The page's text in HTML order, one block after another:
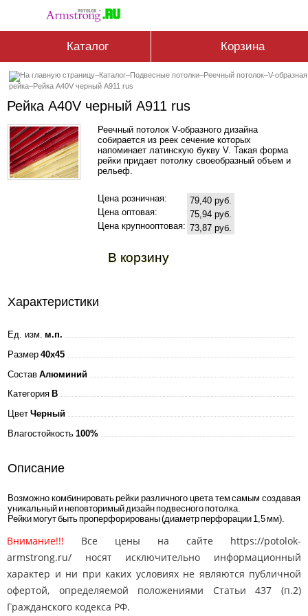
Каталог Корзина
–Каталог–Подвесные потолки–Реечный потолок–V-образная
рейка–Рейка A40V черный А911 rus
Рейка A40V черный А911 rus
Реечный потолок V-образного дизайна
собирается из реек сечение которых
напоминает латинскую букву V. Такая форма
рейки придает потолку своеобразный объем и
рельеф.
Цена розничная:
79,40 руб.
Цена оптовая:
75,94 руб.
Цена крупнооптовая: 73,87 руб.
В корзину
Характеристики
Ед. изм. м.п.
Размер 40x45
Состав Алюминий
Категория B
Цвет Черный
Влагостойкость 100%
Описание
Возможно комбинировать рейки различного цвета тем самым создавая
уникальный и неповторимый дизайн подвесного потолка.
Рейки могут быть проперфорированы (диаметр перфорации 1,5 мм).
Внимание!!! Все цены на сайте https://potolok-
armstrong.ru/ носят исключительно информационный
характер и ни при каких условиях не являются публичной
офертой, определяемой положениями Статьи 437 (п.2)
Гражданского кодекса РФ.